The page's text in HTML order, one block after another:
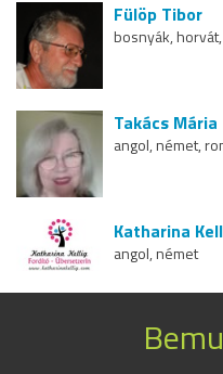
Fülöp Tibor
bosnyák,
Takács Mária
angol, német,
Katharina
angol, német